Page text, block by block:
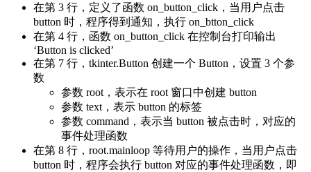
在第 3 行，定义了函数 on_button_click，当用户点击
button 时，程序得到通知，执行 on_btton_click
在第 4 行，函数 on_button_click 在控制台打印输出
‘Button is clicked’
在第 7 行，tkinter.Button 创建一个 Button，设置 3 个参
数
参数 root，表示在 root 窗口中创建 button
参数 text，表示 button 的标签
参数 command，表示当 button 被点击时，对应的
事件处理函数
在第 8 行，root.mainloop 等待用户的操作，当用户点击
button 时，程序会执行 button 对应的事件处理函数，即